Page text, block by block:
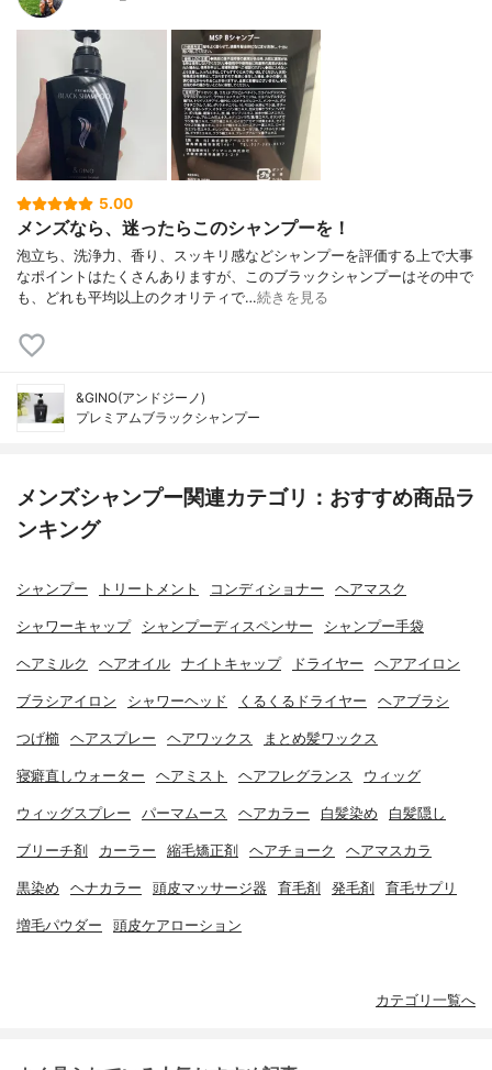
5.00
メンズなら、迷ったらこのシャンプーを！
泡立ち、洗浄力、香り、スッキリ感などシャンプーを評価する上で大事
なポイントはたくさんありますが、このブラックシャンプーはその中で
も、どれも平均以上のクオリティで…続きを見る
&GINO(アンドジーノ)
プレミアムブラックシャンプー
メンズシャンプー関連カテゴリ：おすすめ商品ラ
ンキング
シャンプー トリートメント コンディショナー ヘアマスク
シャワーキャップ シャンプーディスペンサー シャンプー手袋
ヘアミルク ヘアオイル ナイトキャップ ドライヤー ヘアアイロン
ブラシアイロン シャワーヘッド くるくるドライヤー ヘアブラシ
つげ櫛 ヘアスプレー ヘアワックス まとめ髪ワックス
寝癖直しウォーター ヘアミスト ヘアフレグランス ウィッグ
ウィッグスプレー パーマムース ヘアカラー 白髪染め 白髪隠し
ブリーチ剤 カーラー 縮毛矯正剤 ヘアチョーク ヘアマスカラ
黒染め ヘナカラー 頭皮マッサージ器 育毛剤 発毛剤 育毛サプリ
増毛パウダー 頭皮ケアローション
カテゴリ一覧へ